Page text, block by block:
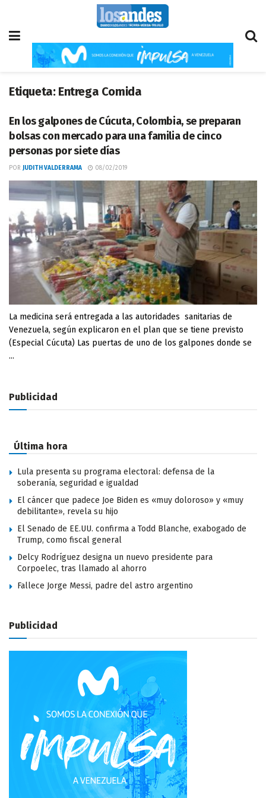
Etiqueta: Entrega Comida
En los galpones de Cúcuta, Colombia, se preparan
bolsas con mercado para una familia de cinco
personas por siete días
POR JUDITH VALDERRAMA 08/02/2019
La medicina será entregada a las autoridades sanitarias de
Venezuela, según explicaron en el plan que se tiene previsto
(Especial Cúcuta) Las puertas de uno de los galpones donde se
...
Publicidad
Última hora
Lula presenta su programa electoral: defensa de la
soberanía, seguridad e igualdad
El cáncer que padece Joe Biden es «muy doloroso» y «muy
debilitante», revela su hijo
El Senado de EE.UU. confirma a Todd Blanche, exabogado de
Trump, como fiscal general
Delcy Rodríguez designa un nuevo presidente para
Corpoelec, tras llamado al ahorro
Fallece Jorge Messi, padre del astro argentino
Publicidad